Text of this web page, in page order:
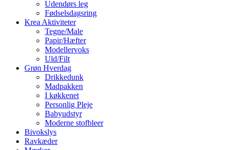
Udendørs leg
Fødselsdagsring
Krea Aktiviteter
Tegne/Male
Papir/Hæfter
Modellervoks
Uld/Filt
Grøn Hverdag
Drikkedunk
Madpakken
I køkkenet
Personlig Pleje
Babyudstyr
Moderne stofbleer
Bivokslys
Ravkæder